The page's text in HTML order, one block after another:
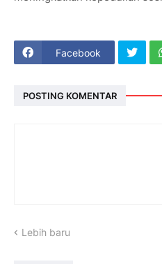
Facebook
POSTING KOMENTAR
Lebih baru